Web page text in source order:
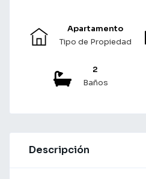
Apartamento
Tipo de Propiedad
2
Baños
Descripción